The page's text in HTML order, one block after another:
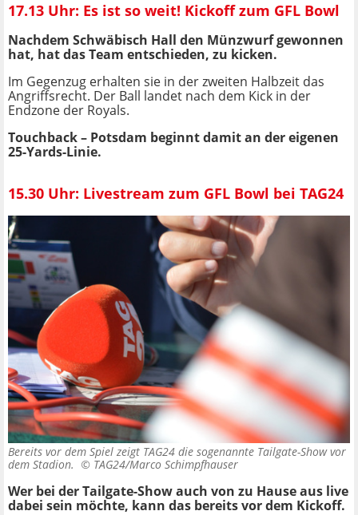
17.13 Uhr: Es ist so weit! Kickoff zum GFL Bowl
Nachdem Schwäbisch Hall den Münzwurf gewonnen
hat, hat das Team entschieden, zu kicken.
Im Gegenzug erhalten sie in der zweiten Halbzeit das
Angriffsrecht. Der Ball landet nach dem Kick in der
Endzone der Royals.
Touchback – Potsdam beginnt damit an der eigenen
25-Yards-Linie.
15.30 Uhr: Livestream zum GFL Bowl bei TAG24
Bereits vor dem Spiel zeigt TAG24 die sogenannte Tailgate-Show vor
dem Stadion. © TAG24/Marco Schimpfhauser
Wer bei der Tailgate-Show auch von zu Hause aus live
dabei sein möchte, kann das bereits vor dem Kickoff.